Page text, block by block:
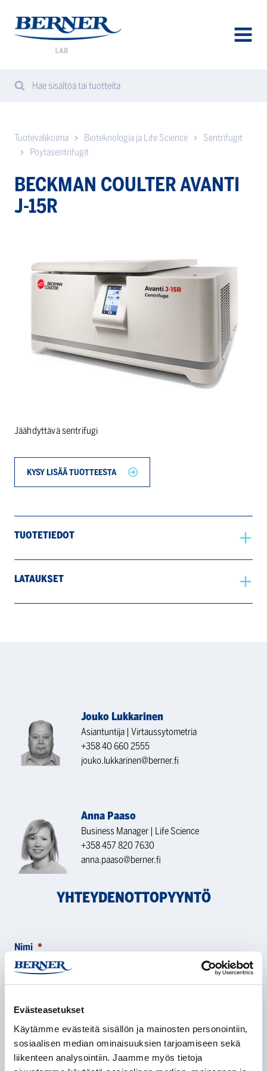
Evästeasetukset
Käytämme evästeitä sisällön ja mainosten personointiin,
sosiaalisen median ominaisuuksien tarjoamiseen sekä
liikenteen analysointiin. Jaamme myös tietoja
Berner
Lab
Hae sisältöä tai tuotteita
Tuotevalikoima Bioteknologia ja Life Science
Sentrifugit
Pöytäsentrifugit
BECKMAN COULTER AVANTI
J-15R
Jäähdyttävä sentrifugi
KYSY LISÄÄ TUOTTEESTA
TUOTETIEDOT
LATAUKSET
Jouko Lukkarinen
Asiantuntija | Virtaussytometria
+358 40 660 2555
jouko.lukkarinen@berner.fi
Anna Paaso
Business Manager | Life Science
+358 457 820 7630
anna.paaso@berner.fi
YHTEYDENOTTOPYYNTÖ
Nimi *
Yritys *